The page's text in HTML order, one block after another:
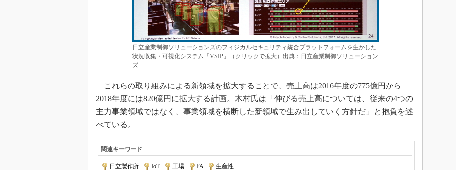
日立産業制御ソリューションズのフィジカルセキュリティ統合プラットフォームを生かした
状況収集・可視化システム「VSIP」（クリックで拡大）出典：日立産業制御ソリューション
ズ
これらの取り組みによる新領域を拡大することで、売上高は2016年度の775億円から
2018年度には820億円に拡大する計画。木村氏は「伸びる売上高については、従来の4つの
主力事業領域ではなく、事業領域を横断した新領域で生み出していく方針だ」と抱負を述
べている。
関連キーワード
日立製作所 IoT| 工場 FA| 生産性